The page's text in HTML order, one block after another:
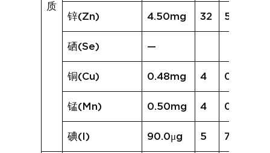
质
锌(Zn) 4.50mg 32 5.16mg
硒(Se) —
铜(Cu) 0.48mg 4 0.38mg
锰(Mn) 0.50mg 4 0.16mg
碘(I) 90.0μg 5 72.6μg